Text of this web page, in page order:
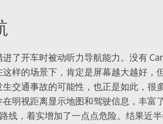
了开车时被动听力导航能力。没有
样的场景下，肯定是屏幕越大越好，
交通事故的可能性，也正是如此，很
明视距离显示地图和驾驶信息，丰富
线，着实增加了一点点危险。结果近